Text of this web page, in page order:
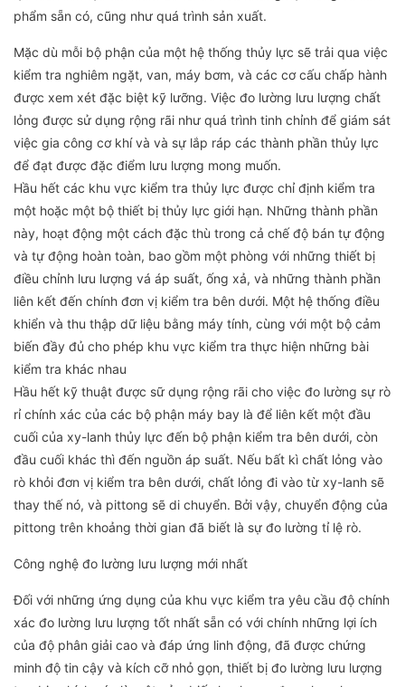
phẩm sẵn có, cũng như quá trình sản xuất.
Mặc dù mỗi bộ phận của một hệ thống thủy lực sẽ trải qua việc
kiểm tra nghiêm ngặt, van, máy bơm, và các cơ cấu chấp hành
được xem xét đặc biệt kỹ lưỡng. Việc đo lường lưu lượng chất
lỏng được sử dụng rộng rãi như quá trình tinh chỉnh để giám sát
việc gia công cơ khí và và sự lắp ráp các thành phần thủy lực
để đạt được đặc điểm lưu lượng mong muốn.
Hầu hết các khu vực kiểm tra thủy lực được chỉ định kiểm tra
một hoặc một bộ thiết bị thủy lực giới hạn. Những thành phần
này, hoạt động một cách đặc thù trong cả chế độ bán tự động
và tự động hoàn toàn, bao gồm một phòng với những thiết bị
điều chỉnh lưu lượng vá áp suất, ống xả, và những thành phần
liên kết đến chính đơn vị kiểm tra bên dưới. Một hệ thống điều
khiển và thu thập dữ liệu bằng máy tính, cùng với một bộ cảm
biến đầy đủ cho phép khu vực kiểm tra thực hiện những bài
kiểm tra khác nhau
Hầu hết kỹ thuật được sữ dụng rộng rãi cho việc đo lường sự rò
rỉ chính xác của các bộ phận máy bay là để liên kết một đầu
cuối của xy-lanh thủy lực đến bộ phận kiểm tra bên dưới, còn
đầu cuối khác thì đến nguồn áp suất. Nếu bất kì chất lỏng vào
rò khỏi đơn vị kiểm tra bên dưới, chất lỏng đi vào từ xy-lanh sẽ
thay thế nó, và pittong sẽ di chuyển. Bởi vậy, chuyển động của
pittong trên khoảng thời gian đã biết là sự đo lường tỉ lệ rò.
Công nghệ đo lường lưu lượng mới nhất
Đối với những ứng dụng của khu vực kiểm tra yêu cầu độ chính
xác đo lường lưu lượng tốt nhất sẵn có với chính những lợi ích
của độ phân giải cao và đáp ứng linh động, đã được chứng
minh độ tin cậy và kích cỡ nhỏ gọn, thiết bị đo lường lưu lượng